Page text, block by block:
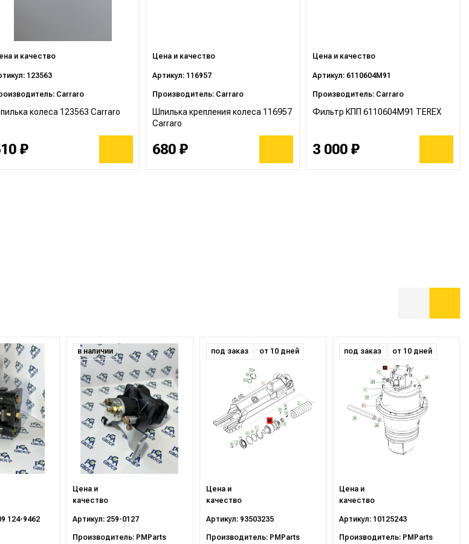
и качество
123563
Carraro
колеса 123563 Carraro
₽
Цена и качество
Артикул: 116957
Производитель: Carraro
Шпилька крепления колеса 116957
Carraro
680 ₽
Цена и качество
Артикул: 6110604M91
Производитель: Carraro
Фильтр КПП 6110604M91 TEREX
3 000 ₽
124-9462
в наличии
Цена и
качество
Артикул: 259-0127
Производитель: PMParts
под заказ от 10 дней
Цена и
качество
Артикул: 93503235
Производитель: PMParts
под заказ от 10 дней
Цена и
качество
Артикул: 10125243
Производитель: PMParts